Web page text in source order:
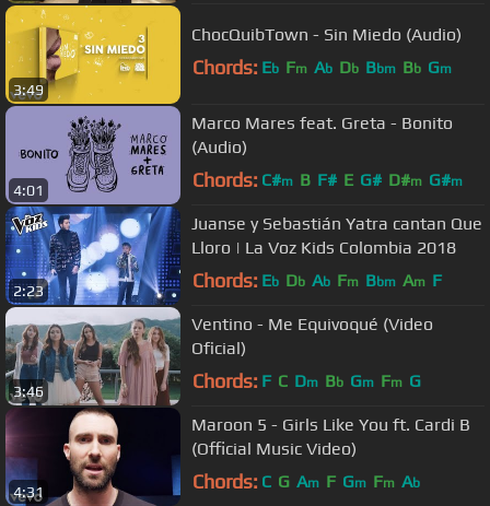
3:49
ChocQuibTown - Sin Miedo (Audio)
Chords: Eb Fm Ab Db Bbm Bb Gm
4:01
Marco Mares feat. Greta - Bonito
(Audio)
Chords: C#m B F# E G# D#m G#m
2:23
Juanse y Sebastián Yatra cantan Que
Lloro | La Voz Kids Colombia 2018
Chords: Eb Db Ab Fm Bbm Am F
3:46
Ventino - Me Equivoqué (Video
Oficial)
Chords: F C Dm Bb Gm Fm G
4:31
Maroon 5 - Girls Like You ft. Cardi B
(Official Music Video)
Chords: C G Am F Gm Fm Ab